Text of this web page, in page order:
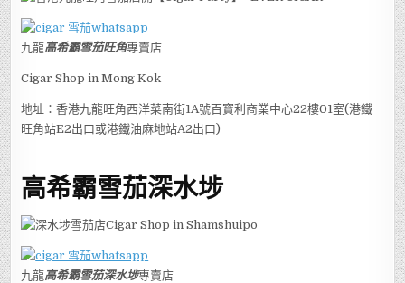
九龍高希霸雪茄旺角專賣店
Cigar Shop in Mong Kok
地址：香港九龍旺角西洋菜南街1A號百寶利商業中心22樓01室(港鐵
旺角站E2出口或港鐵油麻地站A2出口)
高希霸雪茄深水埗
九龍高希霸雪茄深水埗專賣店